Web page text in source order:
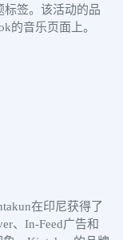
标签。该活动的品
的音乐页面上。
在印尼获得了
、In-Feed广告和